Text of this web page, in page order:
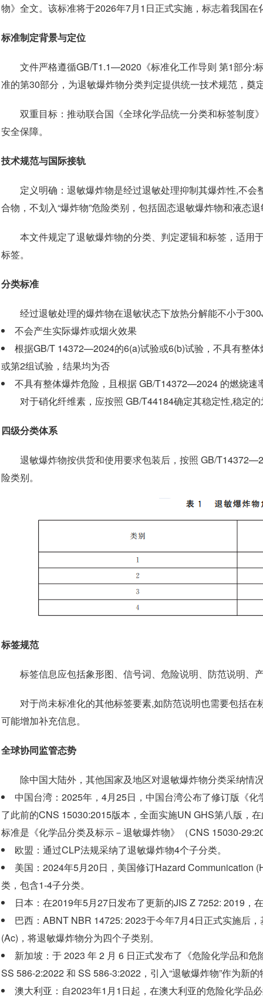
物》全文。该标准将于2026年7月1日正式实施，标志着我国
标准制定背景与定位
文件严格遵循GB/T1.1—2020《标准化工作导则 第1部分:
准的第30部分，为退敏爆炸物分类判定提供统一技术规范，奠
双重目标：推动联合国《全球化学品统一分类和标签制度
安全保障。
技术规范与国际接轨
定义明确：退敏爆炸物是经过退敏处理抑制其爆炸性,不
合物，不划入“爆炸物”危险类别，包括固态退敏爆炸物和液态
本文件规定了退敏爆炸物的分类、判定逻辑和标签，适用
标签。
分类标准
经过退敏处理的爆炸物在退敏状态下放热分解能不小于
不会产生实际爆炸或烟火效果
根据GB/T 14372—2024的6(a)试验或6(b)试验，不具有整
或第2组试验，结果均为否
不具有整体爆炸危险，且根据 GB/T14372—2024 的燃烧速
对于硝化纤维素，应按照 GB/T44184确定其稳定性,稳定
四级分类体系
退敏爆炸物按供货和使用要求包装后，按照 GB/
险类别。
标签规范
标签信息应包括象形图、信号词、危险说明、防范说明、
对于尚未标准化的其他标签要素,如防范说明也需要包括
可能增加补充信息。
全球协同监管态势
除中国大陆外，其他国家及地区对退敏爆炸物分类采纳情
中国台湾：2025年，4月25日，中国台湾公布了修订版《
了此前的CNS 15030:2015版本，全面实施UN GHS第八版，
标准是《化学品分类及标示－退敏爆炸物》（CNS 15030-
欧盟：通过CLP法规采纳了退敏爆炸物4个子分类。
美国：2024年5月20日，美国修订Hazard Communication
类，包含1-4子分类。
日本：在2019年5月27日发布了更新的JIS Z 7252: 2019，
巴西：ABNT NBR 14725: 2023于今年7月4日正式实施后
(Ac)，将退敏爆炸物分为四个子类别。
新加坡：于 2023 年 2 月 6 日正式发布了《危险化学品和
SS 586-2:2022 和 SS 586-3:2022，引入“退敏爆炸物”作为新
澳大利亚：自2023年1月1日起，在澳大利亚的危险化学品